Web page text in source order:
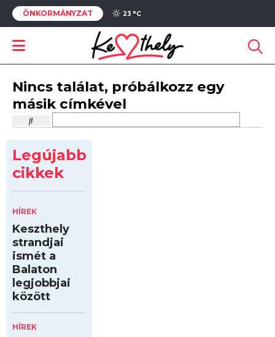
ÖNKORMÁNYZAT 23 °C
Nincs találat, próbálkozz egy
másik címkével
Legújabb
cikkek
HÍREK
Keszthely
strandjai
ismét a
Balaton
legjobbjai
között
HÍREK